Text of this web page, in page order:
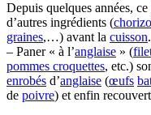
Depuis quelques années, ce
d’autres ingrédients (chorizo
graines,…) avant la cuisson.
– Paner « à l’anglaise » (
pommes croquettes, etc.)
enrobés d’anglaise (œufs
de poivre) et enfin